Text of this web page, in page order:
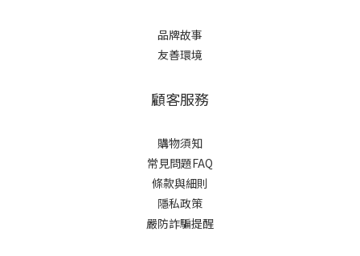
品牌故事
友善環境
顧客服務
購物須知
常見問題FAQ
條款與細則
隱私政策
嚴防詐騙提醒